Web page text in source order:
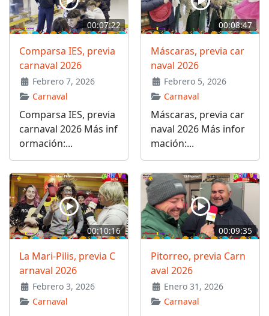
00:07:22
Comparsa IES, previa
carnaval 2026
Febrero 7, 2026
Carnaval
Comparsa IES, previa
carnaval 2026 Más inf
ormación:...
00:08:47
Máscaras, previa car
naval 2026
Febrero 5, 2026
Carnaval
Máscaras, previa car
naval 2026 Más infor
mación:...
00:10:16
La Mari-Pilis, previa C
arnaval 2026
Febrero 3, 2026
Carnaval
00:09:35
Pitorreo, previa Carn
aval 2026
Enero 31, 2026
Carnaval